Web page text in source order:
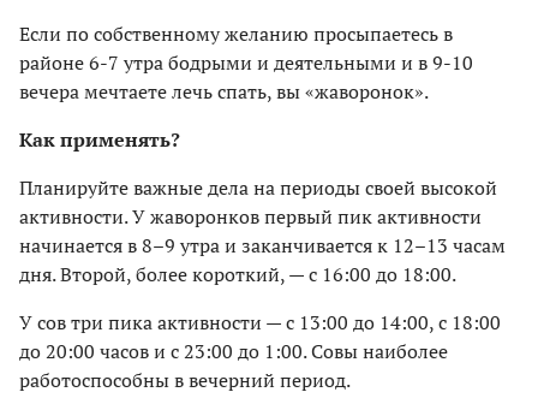
Если по собственному желанию просыпаетесь в
районе 6-7 утра бодрыми и деятельными и в 9-10
вечера мечтаете лечь спать, вы «жаворонок».
Как применять?
Планируйте важные дела на периоды своей высокой
активности. У жаворонков первый пик активности
начинается в 8–9 утра и заканчивается к 12–13 часам
дня. Второй, более короткий, — с 16:00 до 18:00.
У сов три пика активности — с 13:00 до 14:00, с 18:00
до 20:00 часов и с 23:00 до 1:00. Совы наиболее
работоспособны в вечерний период.